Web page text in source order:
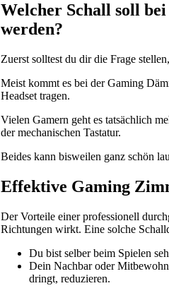
Welcher Schall soll
werden?
Zuerst solltest du dir die Frage
Meist kommt es bei der Gaming
Headset tragen.
Vielen Gamern geht es tatsächlich
der mechanischen Tastatur.
Beides kann bisweilen ganz schön
Effektive Gaming
Der Vorteile einer professionell
Richtungen wirkt. Eine solche
Du bist selber beim Spielen
Dein Nachbar oder
dringt, reduzieren.